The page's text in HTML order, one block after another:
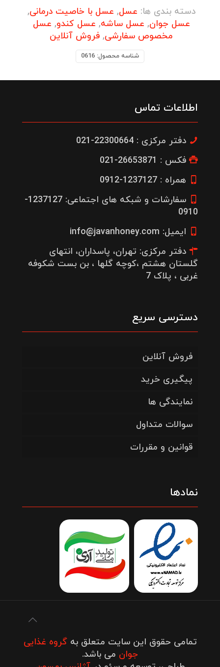
گرم
شناسه محصول: 0616
دسته بندی ها: عسل, عسل با خاصیت درمانی,
عسل جوان, عسل ساشه, عسل کندو, عسل
مخصوص سفارشی, فروش آنلاین
اطلاعات تماس
دفتر مرکزی : 22300664-021
فکس : 26653871-021
همراه : 1237127-0912
سفارشات و شبکه های اجتماعی: 1237127-
0910
ایمیل: info@javanhoney.com
دفتر مرکزی: تهران، پاسداران، انتهای
گلستان هشتم ،کوچه گلها ، بن بست شکوفه
غربی ، پلاک 7
دسترسی سریع
فروش آنلاین
پیگیری خرید
نمایندگی ها
سوالات متداول
قوانین و مقررات
نمادها
تمامی حقوق این سایت متعلق بهگروه غذایی
جوان می باشد.